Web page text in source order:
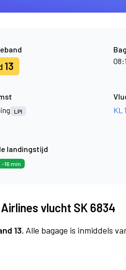
13
LPI
KL
landingstijd
-16 min
vlucht SK 6834
13. Alle bagage is inmiddels